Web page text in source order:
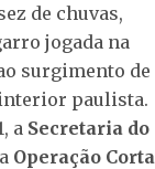
de chuvas,
jogada na
surgimento de
paulista.
a Secretaria do
Operação Corta